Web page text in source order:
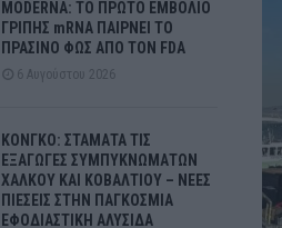
MODERNA: ΤΟ ΠΡΩΤΟ ΕΜΒΟΛΙΟ
ΓΡΙΠΗΣ mRNA ΠΑΙΡΝΕΙ ΤΟ
ΠΡΑΣΙΝΟ ΦΩΣ ΑΠΟ ΤΟΝ FDA
6 Αυγούστου 2026
ΚΟΝΓΚΟ: ΣΤΑΜΑΤΑ ΤΙΣ
ΕΞΑΓΩΓΕΣ ΣΥΜΠΥΚΝΩΜΑΤΩΝ
ΧΑΛΚΟΥ ΚΑΙ ΚΟΒΑΛΤΙΟΥ – ΝΕΕΣ
ΠΙΕΣΕΙΣ ΣΤΗΝ ΠΑΓΚΟΣΜΙΑ
ΕΦΟΔΙΑΣΤΙΚΗ ΑΛΥΣΙΔΑ